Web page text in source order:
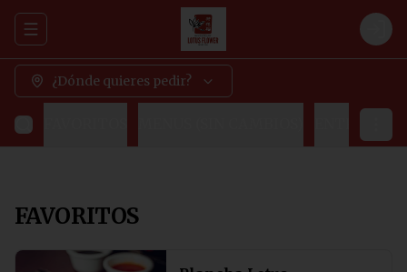
Abrir menu de navegación
¿Dónde quieres pedir?
FAVORITOS